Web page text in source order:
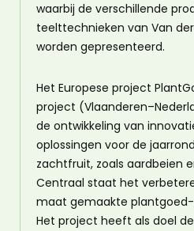
waarbij de verschillende
teelttechnieken van Van
worden gepresenteerd.
Het Europese project
project
de ontwikkeling van
oplossingen voor de
zachtfruit, zoals aardbeien
Centraal staat het
maat gemaakte
Het project heeft als doel